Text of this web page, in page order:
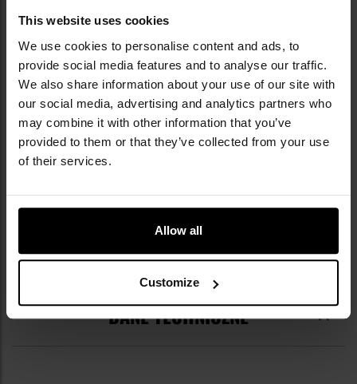
This website uses cookies
We use cookies to personalise content and ads, to
provide social media features and to analyse our traffic.
We also share information about your use of our site with
our social media, advertising and analytics partners who
may combine it with other information that you’ve
provided to them or that they’ve collected from your use
of their services.
Allow all
Customize
gama akcesoriów sportowych, dopasowanych
HMS Premium stosowane są wytrzymałe
materiały i praktyczne rozwiązania, takie jak
składane konstrukcje, kółka transportowe czy
wielostopniowa regulacja oporu, co zwiększa
komfort i bezpieczeństwo ćwiczeń. Marka
stawia na jakość, ergonomię i nowoczesne
wzornictwo, dzięki czemu jej sprzęt trafia do
Europie. Produkty HMS testowane są we
współpracy z instruktorami i trenerami
personalnymi, co pozwala na bieżąco
realnych potrzeb użytkowników.
DANE TECHNICZNE